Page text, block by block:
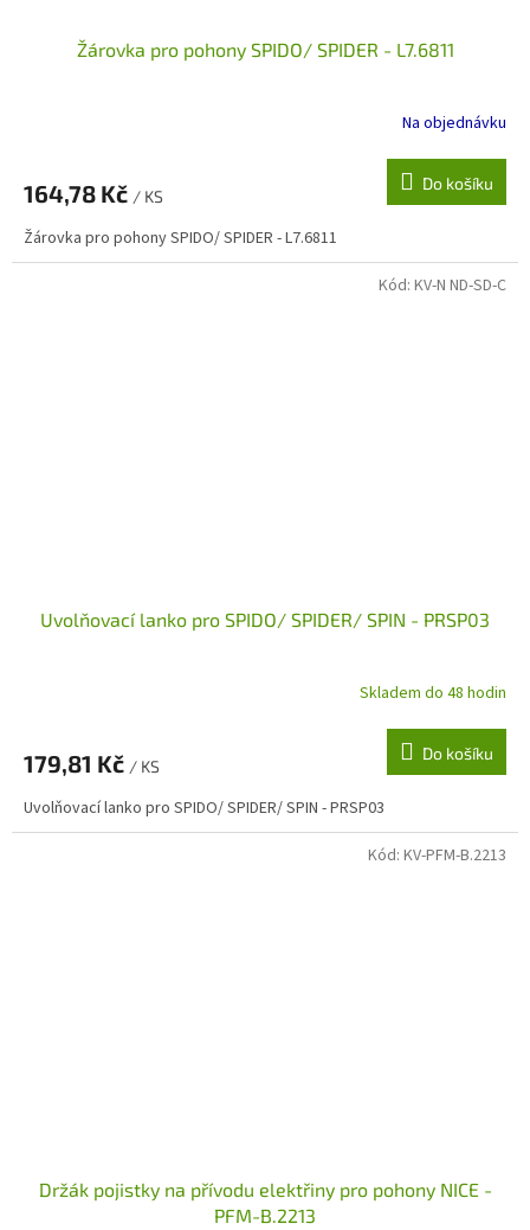
Žárovka pro pohony SPIDO/ SPIDER - L7.6811
Na objednávku
164,78 Kč / KS
Do košíku
Žárovka pro pohony SPIDO/ SPIDER - L7.6811
Uvolňovací lanko pro SPIDO/ SPIDER/ SPIN - PRSP03
Skladem do 48 hodin
179,81 Kč / KS
Do košíku
Uvolňovací lanko pro SPIDO/ SPIDER/ SPIN - PRSP03
Kód: KV-N ND-SD-C
Držák pojistky na přívodu elektřiny pro pohony NICE -
PFM-B.2213
Kód: KV-PFM-B.2213